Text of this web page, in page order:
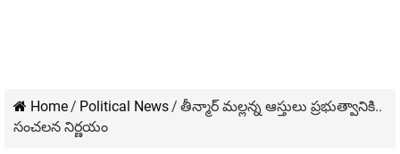
Home/ Political News/ తీన్మార్ మ‌ల్ల‌న్న ఆస్తులు ప్ర‌భుత్వానికి..
సంచ‌ల‌న నిర్ణ‌యం